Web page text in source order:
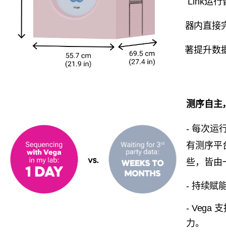
器内直接完
著提升数据
测序自主
- 每次运
有测序
些，皆由
- 持续赋
- Vega
力。